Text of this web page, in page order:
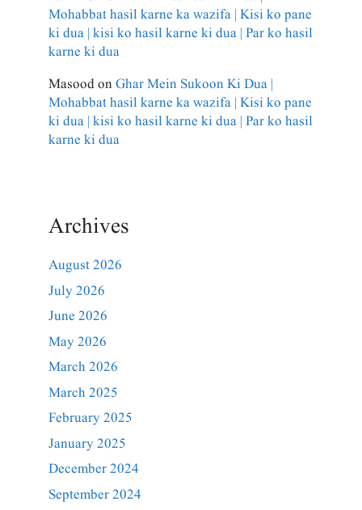
Mohabbat hasil karne ka wazifa | Kisi ko pane
ki dua | kisi ko hasil karne ki dua | Par ko hasil
karne ki dua
MasoodonGhar Mein Sukoon Ki Dua |
Mohabbat hasil karne ka wazifa | Kisi ko pane
ki dua | kisi ko hasil karne ki dua | Par ko hasil
karne ki dua
Archives
August 2026
July 2026
June 2026
May 2026
March 2026
March 2025
February 2025
January 2025
December 2024
September 2024